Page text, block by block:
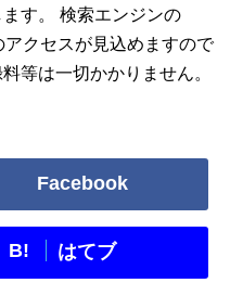
す。 検索エンジンの
クセスが見込めますので
等は一切かかりません。
Facebook
B! はてブ